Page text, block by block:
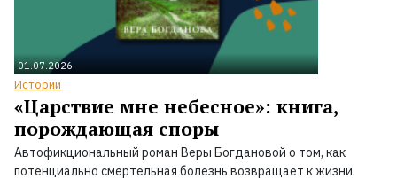
01.07.2026
Истории
«Царствие мне небесное»: книга,
порождающая споры
Автофикциональный роман Веры Богдановой о том, как
потенциально смертельная болезнь возвращает к жизни.